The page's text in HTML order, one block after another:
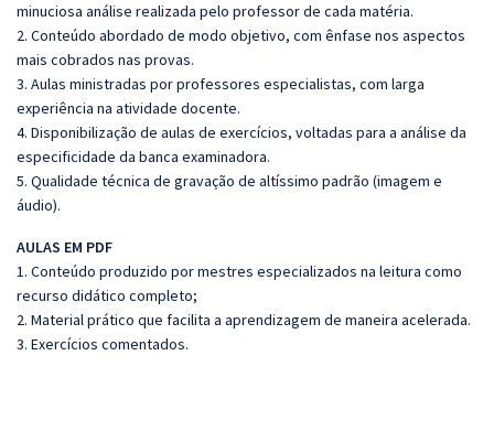
minuciosa análise realizada pelo professor de cada matéria.
2. Conteúdo abordado de modo objetivo, com ênfase nos aspectos
mais cobrados nas provas.
3. Aulas ministradas por professores especialistas, com larga
experiência na atividade docente.
4. Disponibilização de aulas de exercícios, voltadas para a análise da
especificidade da banca examinadora.
5. Qualidade técnica de gravação de altíssimo padrão (imagem e
áudio).
AULAS EM PDF
1. Conteúdo produzido por mestres especializados na leitura como
recurso didático completo;
2. Material prático que facilita a aprendizagem de maneira acelerada.
3. Exercícios comentados.